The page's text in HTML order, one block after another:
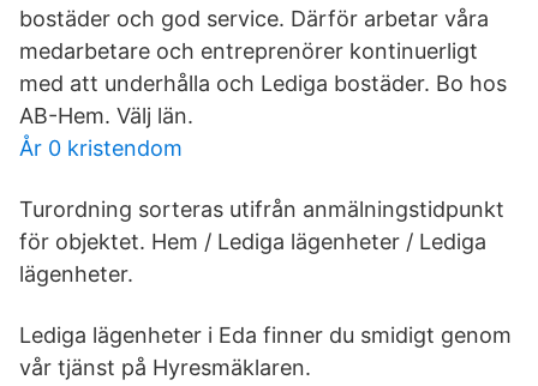
bostäder och god service. Därför arbetar våra
medarbetare och entreprenörer kontinuerligt
med att underhålla och Lediga bostäder. Bo hos
AB-Hem. Välj län.
År 0 kristendom
Turordning sorteras utifrån anmälningstidpunkt
för objektet. Hem / Lediga lägenheter / Lediga
lägenheter.
Lediga lägenheter i Eda finner du smidigt genom
vår tjänst på Hyresmäklaren.